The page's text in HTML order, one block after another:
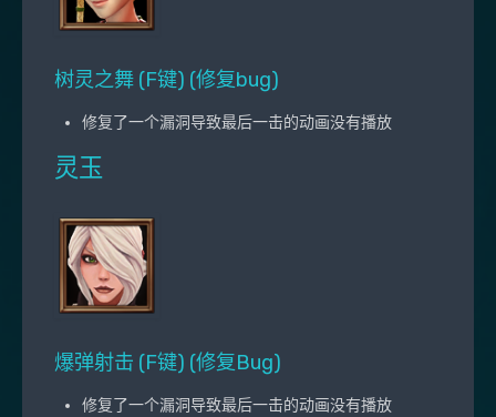
树灵之舞 (F键) (修复bug)
修复了一个漏洞导致最后一击的动画没有播放
灵玉
爆弹射击 (F键) (修复Bug)
修复了一个漏洞导致最后一击的动画没有播放